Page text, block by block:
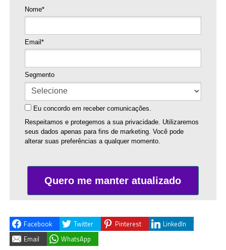
Nome*
Email*
Segmento
Eu concordo em receber comunicações.
Respeitamos e protegemos a sua privacidade. Utilizaremos
seus dados apenas para fins de marketing. Você pode
alterar suas preferências a qualquer momento.
Quero me manter atualizado
Facebook Twitter Pinterest
LinkedIn
Email
WhatsApp